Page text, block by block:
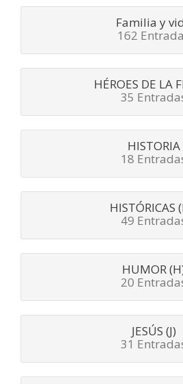
Familia y
162
HÉROES DE LA
35
HISTORIA
18
HISTÓRICAS
49
HUMOR
20
JESÚS (J)
31